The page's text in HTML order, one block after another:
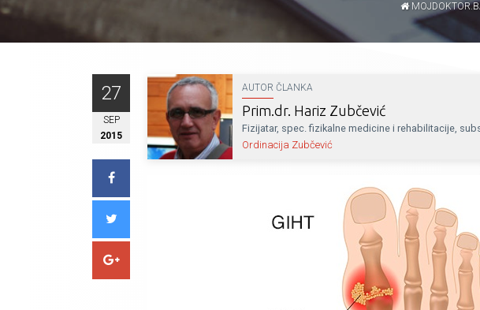
27
SEP
2015
AUTOR ČLANKA
Prim.dr. Hariz Zubčević
Fizijatar, spec. fizikalne medicine i rehabilitacije,
Ordinacija Zubčević